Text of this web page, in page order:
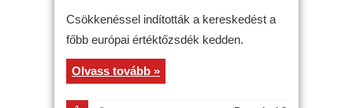
nyitottak
a
európai
bejegyzéshez
Csökkenéssel indították a kereskedést a
főbb európai értéktőzsdék kedden.
Olvass tovább »